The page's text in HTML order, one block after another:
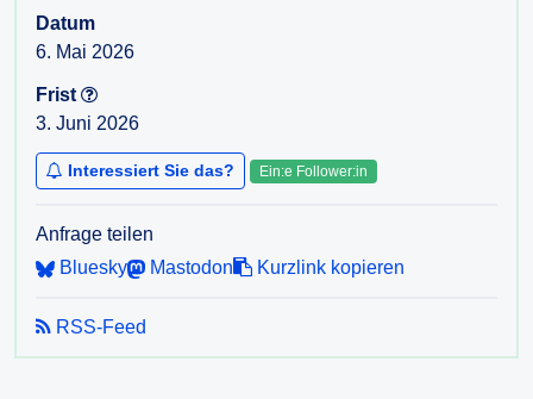
Datum
6. Mai 2026
Frist
3. Juni 2026
Interessiert Sie das? Ein:e Follower:in
Anfrage teilen
Bluesky
Mastodon Kurzlink kopieren
RSS-Feed